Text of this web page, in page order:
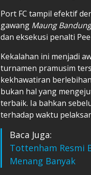
Port FC tampil efektif
gawang Maung
dan eksekusi penalti
Kekalahan ini menjadi
turnamen pramusim
kekhawatiran
bukan hal yang
terbaik. Ia bahkan
terhadap waktu
Baca Juga:
Tottenham Resmi
Menang Banyak